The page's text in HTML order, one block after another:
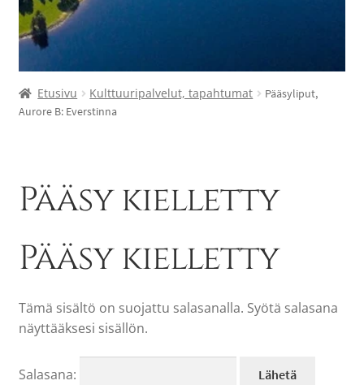
Etusivu Kulttuuripalvelut, tapahtumat
Pääsyliput,
Aurore B: Everstinna
Pääsy kielletty
Pääsy kielletty
Tämä sisältö on suojattu salasanalla. Syötä salasana
näyttääksesi sisällön.
Salasana: